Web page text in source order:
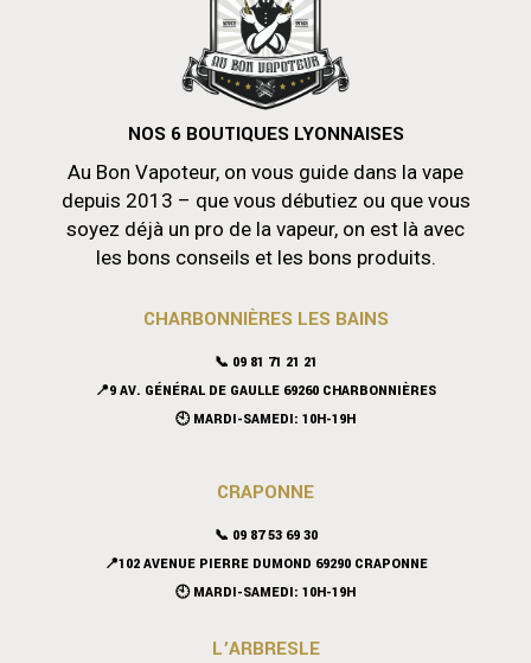
NOS 6 BOUTIQUES LYONNAISES
Au Bon Vapoteur, on vous guide dans la vape
depuis 2013 – que vous débutiez ou que vous
soyez déjà un pro de la vapeur, on est là avec
les bons conseils et les bons produits.
CHARBONNIÈRES LES BAINS
📞 09 81 71 21 21
📍9 AV. GÉNÉRAL DE GAULLE 69260 CHARBONNIÈRES
🕙 MARDI-SAMEDI: 10H-19H
CRAPONNE
📞 09 87 53 69 30
📍102 AVENUE PIERRE DUMOND 69290 CRAPONNE
🕙 MARDI-SAMEDI: 10H-19H
L’ARBRESLE